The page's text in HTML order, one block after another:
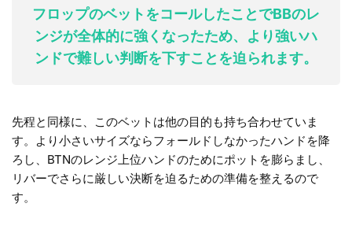
フロップのベットをコールしたことでBBのレ
ンジが全体的に強くなったため、より強いハ
ンドで難しい判断を下すことを迫られます。
先程と同様に、このベットは他の目的も持ち合わせていま
す。より小さいサイズならフォールドしなかったハンドを降
ろし、BTNのレンジ上位ハンドのためにポットを膨らまし、
リバーでさらに厳しい決断を迫るための準備を整えるので
す。